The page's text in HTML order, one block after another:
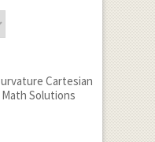
Cartesian
Solutions